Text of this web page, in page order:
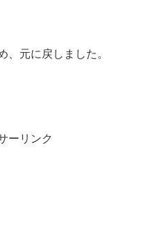
、元に戻しました。
ーリンク